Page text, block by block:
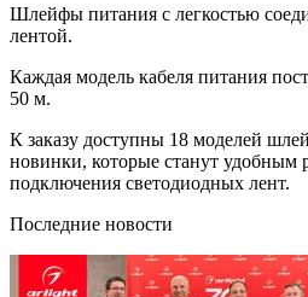
Шлейфы питания с легкостью
лентой.
Каждая модель кабеля питания
50 м.
К заказу доступны 18 моделей
новинки, которые станут удобным
подключения светодиодных лент.
Последние новости